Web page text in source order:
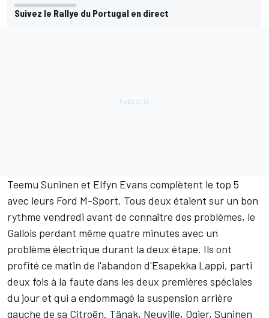
Suivez le Rallye du Portugal en direct
Teemu Suninen et Elfyn Evans complètent le top 5
avec leurs Ford M-Sport. Tous deux étaient sur un bon
rythme vendredi avant de connaître des problèmes, le
Gallois perdant même quatre minutes avec un
problème électrique durant la deux étape. Ils ont
profité ce matin de l'abandon d'Esapekka Lappi, parti
deux fois à la faute dans les deux premières spéciales
du jour et qui a endommagé la suspension arrière
gauche de sa Citroën. Tänak, Neuville, Ogier, Suninen